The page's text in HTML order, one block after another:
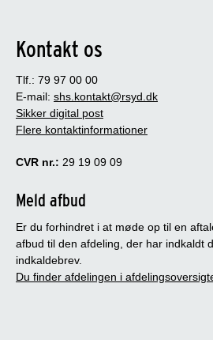
Kontakt os
Tlf.: 79 97 00 00
E-mail: shs.kontakt@rsyd.dk
Sikker digital post
Flere kontaktinformationer
CVR nr.: 29 19 09 09
Meld afbud
Er du forhindret i at møde op til en
afbud til den afdeling, der har indkaldt
indkaldebrev.
Du finder afdelingen i